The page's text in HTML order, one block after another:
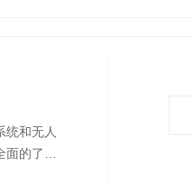
统和无人
的了解
，使读